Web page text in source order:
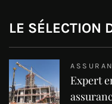
LE SÉLECTION
Expert